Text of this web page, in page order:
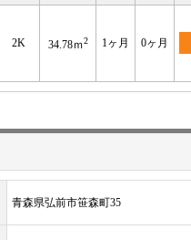
2K 34.78ｍ2 1ヶ月 0ヶ月
青森県弘前市笹森町35